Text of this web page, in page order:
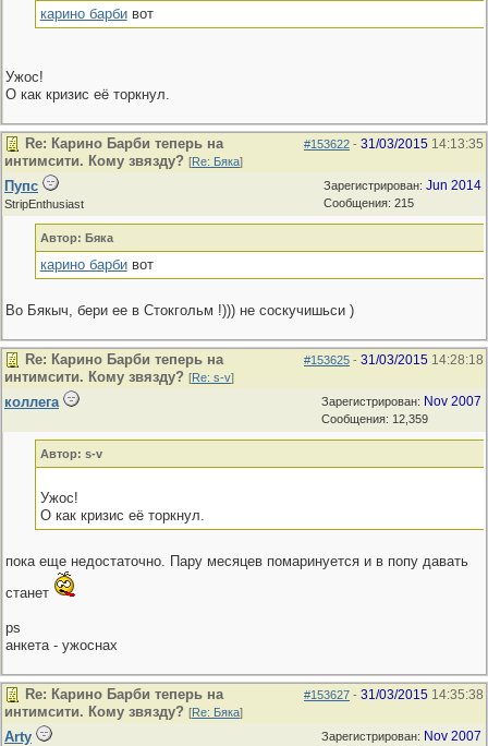
карино барбивот
Ужос!
О как кризис её торкнул.
#153622 - 31/03/2015 14:13:35
Re: Карино Барби теперь на
интимсити. Кому звязду? [Re: Бяка]
Зарегистрирован: Jun 2014
Сообщения: 215
Пупс
StripEnthusiast
Автор: Бяка
карино барбивот
Во Бякыч, бери ее в Стокгольм !))) не соскучишьси )
#153625 - 31/03/2015 14:28:18
Re: Карино Барби теперь на
интимсити. Кому звязду? [Re: s-v]
Зарегистрирован: Nov 2007
Сообщения: 12,359
коллега
Автор: s-v
Ужос!
О как кризис её торкнул.
пока еще недостаточно. Пару месяцев помаринуется и в попу давать
станет
ps
анкета - ужоснах
#153627 - 31/03/2015 14:35:38
Re: Карино Барби теперь на
интимсити. Кому звязду? [Re: Бяка]
Зарегистрирован: Nov 2007
Arty